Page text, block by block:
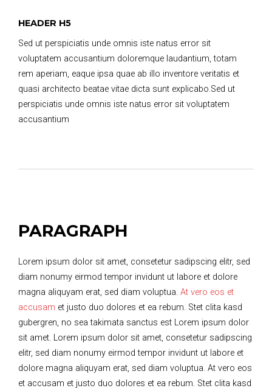
HEADER H5
Sed ut perspiciatis unde omnis iste natus error sit
voluptatem accusantium doloremque laudantium, totam
rem aperiam, eaque ipsa quae ab illo inventore veritatis et
quasi architecto beatae vitae dicta sunt explicabo.Sed ut
perspiciatis unde omnis iste natus error sit voluptatem
accusantium
PARAGRAPH
Lorem ipsum dolor sit amet, consetetur sadipscing elitr, sed
diam nonumy eirmod tempor invidunt ut labore et dolore
magna aliquyam erat, sed diam voluptua. At vero eos et
accusam et justo duo dolores et ea rebum. Stet clita kasd
gubergren, no sea takimata sanctus est Lorem ipsum dolor
sit amet. Lorem ipsum dolor sit amet, consetetur sadipscing
elitr, sed diam nonumy eirmod tempor invidunt ut labore et
dolore magna aliquyam erat, sed diam voluptua. At vero eos
et accusam et justo duo dolores et ea rebum. Stet clita kasd